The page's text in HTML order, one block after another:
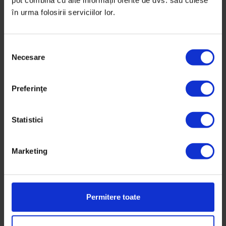
în urma folosirii serviciilor lor.
Necesare
Preferinţe
Statistici
Marketing
Permitere toate
Ancheta domnului Porumboiu
Fragmente din călătoria plină de întrebări a
regizorului Corneliu Porumboiu.